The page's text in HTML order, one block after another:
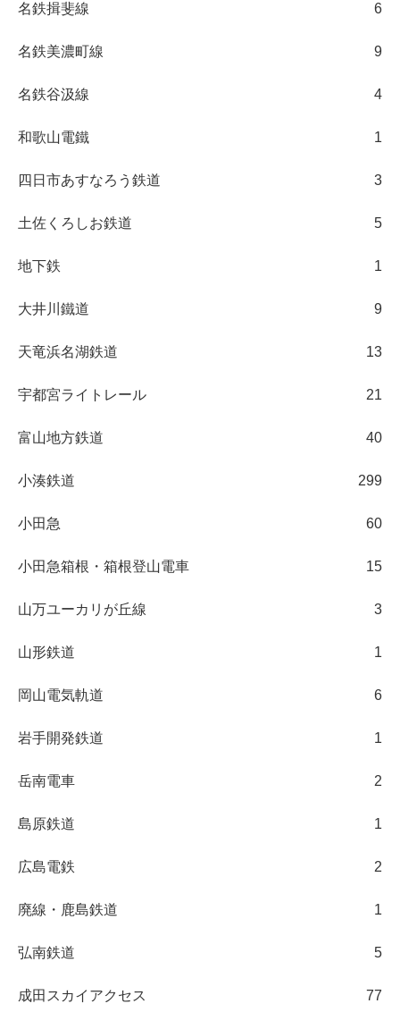
名鉄揖斐線 6
名鉄美濃町線 9
名鉄谷汲線 4
和歌山電鐵 1
四日市あすなろう鉄道 3
土佐くろしお鉄道 5
地下鉄 1
大井川鐵道 9
天竜浜名湖鉄道 13
宇都宮ライトレール 21
富山地方鉄道 40
小湊鉄道 299
小田急 60
小田急箱根・箱根登山電車 15
山万ユーカリが丘線 3
山形鉄道 1
岡山電気軌道 6
岩手開発鉄道 1
岳南電車 2
島原鉄道 1
広島電鉄 2
廃線・鹿島鉄道 1
弘南鉄道 5
成田スカイアクセス 77